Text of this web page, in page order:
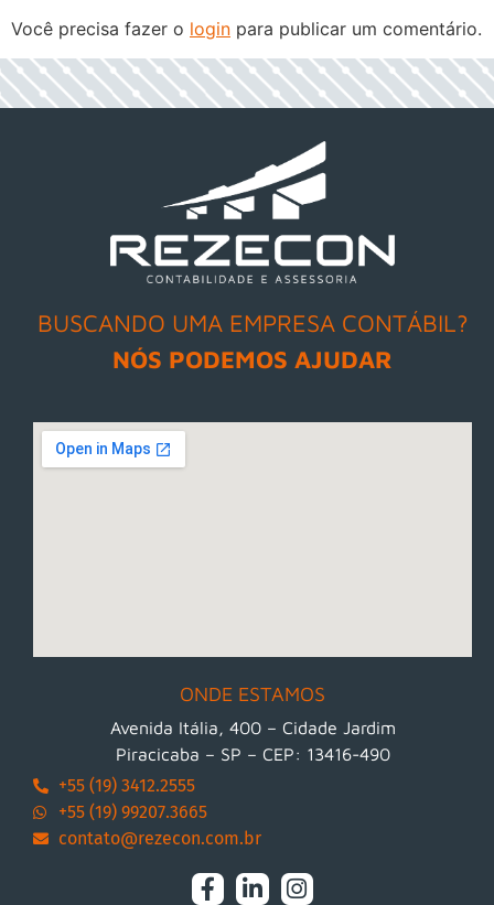
Você precisa fazer o login para publicar um comentário.
h
BUSCANDO UMA EMPRESA CONTÁBIL?
NÓS PODEMOS AJUDAR
ONDE ESTAMOS
Avenida Itália, 400 – Cidade Jardim
Piracicaba – SP – CEP: 13416-490
+55 (19) 3412.2555
+55 (19) 99207.3665
contato@rezecon.com.br